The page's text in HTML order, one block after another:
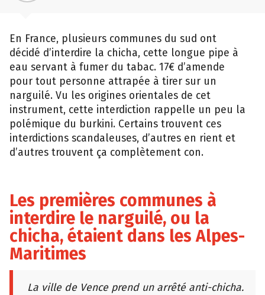
En France, plusieurs communes du sud ont
décidé d’interdire la chicha, cette longue pipe à
eau servant à fumer du tabac. 17€ d’amende
pour tout personne attrapée à tirer sur un
narguilé. Vu les origines orientales de cet
instrument, cette interdiction rappelle un peu la
polémique du burkini. Certains trouvent ces
interdictions scandaleuses, d’autres en rient et
d’autres trouvent ça complètement con.
Les premières communes à
interdire le narguilé, ou la
chicha, étaient dans les Alpes-
Maritimes
La ville de Vence prend un arrêté anti-chicha.